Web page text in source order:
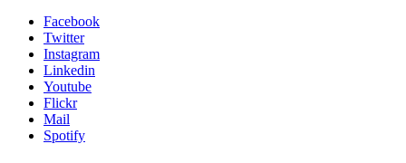
Facebook
Twitter
Instagram
Linkedin
Youtube
Flickr
Mail
Spotify